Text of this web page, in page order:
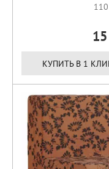
КУПИТЬ В 1